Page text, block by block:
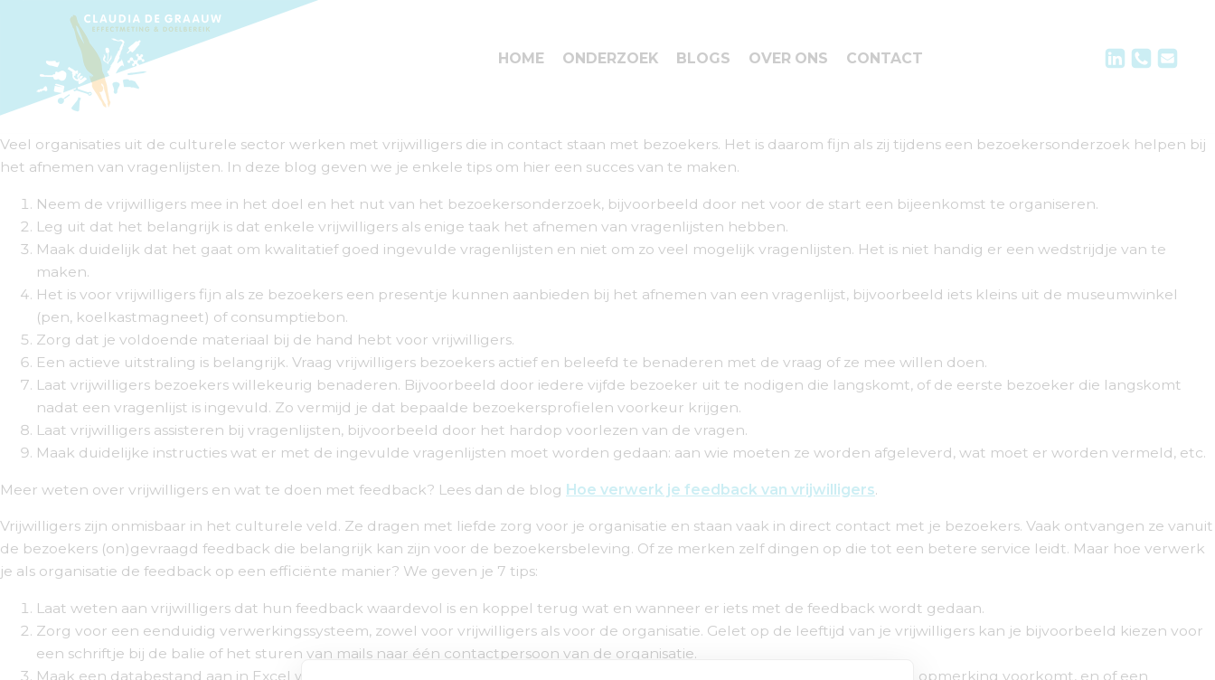
HOME ONDERZOEK BLOGS OVER ONS CONTACT
Veel organisaties uit de culturele sector werken met vrijwilligers die in contact staan met bezoekers. Het is daarom fijn als zij tijdens een bezoekersonderzoek helpen bij
het afnemen van vragenlijsten. In deze blog geven we je enkele tips om hier een succes van te maken.
Neem de vrijwilligers mee in het doel en het nut van het bezoekersonderzoek, bijvoorbeeld door net voor de start een bijeenkomst te organiseren.
Leg uit dat het belangrijk is dat enkele vrijwilligers als enige taak het afnemen van vragenlijsten hebben.
Maak duidelijk dat het gaat om kwalitatief goed ingevulde vragenlijsten en niet om zo veel mogelijk vragenlijsten. Het is niet handig er een wedstrijdje van te
maken.
Het is voor vrijwilligers fijn als ze bezoekers een presentje kunnen aanbieden bij het afnemen van een vragenlijst, bijvoorbeeld iets kleins uit de museumwinkel
(pen, koelkastmagneet) of consumptiebon.
Zorg dat je voldoende materiaal bij de hand hebt voor vrijwilligers.
Een actieve uitstraling is belangrijk. Vraag vrijwilligers bezoekers actief en beleefd te benaderen met de vraag of ze mee willen doen.
Laat vrijwilligers bezoekers willekeurig benaderen. Bijvoorbeeld door iedere vijfde bezoeker uit te nodigen die langskomt, of de eerste bezoeker die langskomt
nadat een vragenlijst is ingevuld. Zo vermijd je dat bepaalde bezoekersprofielen voorkeur krijgen.
Laat vrijwilligers assisteren bij vragenlijsten, bijvoorbeeld door het hardop voorlezen van de vragen.
Maak duidelijke instructies wat er met de ingevulde vragenlijsten moet worden gedaan: aan wie moeten ze worden afgeleverd, wat moet er worden vermeld, etc.
Meer weten over vrijwilligers en wat te doen met feedback? Lees dan de blog Hoe verwerk je feedback van vrijwilligers.
Vrijwilligers zijn onmisbaar in het culturele veld. Ze dragen met liefde zorg voor je organisatie en staan vaak in direct contact met je bezoekers. Vaak ontvangen ze vanuit
de bezoekers (on)gevraagd feedback die belangrijk kan zijn voor de bezoekersbeleving. Of ze merken zelf dingen op die tot een betere service leidt. Maar hoe verwerk
je als organisatie de feedback op een efficiënte manier? We geven je 7 tips:
Laat weten aan vrijwilligers dat hun feedback waardevol is en koppel terug wat en wanneer er iets met de feedback wordt gedaan.
Zorg voor een eenduidig verwerkingssysteem, zowel voor vrijwilligers als voor de organisatie. Gelet op de leeftijd van je vrijwilligers kan je bijvoorbeeld kiezen voor
een schriftje bij de balie of het sturen van mails naar één contactpersoon van de organisatie.
Maak een databestand aan in Excel waarbij je de feedback op datum plaatst en categoriseert. Zo kun je zien hoe vaak een opmerking voorkomt, en of een